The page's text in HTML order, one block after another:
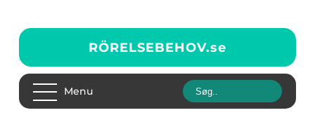
RÖRELSEBEHOV.se
Menu